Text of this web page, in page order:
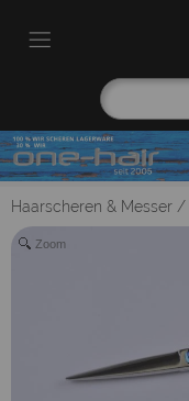
Haarscheren & Messer /
Zoom